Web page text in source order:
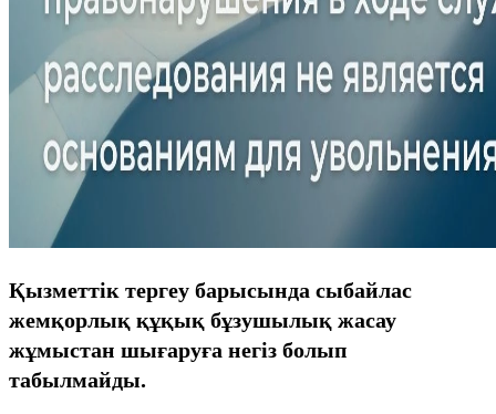
Қызметтік тергеу барысында сыбайлас
жемқорлық құқық бұзушылық жасау
жұмыстан шығаруға негіз болып
табылмайды.